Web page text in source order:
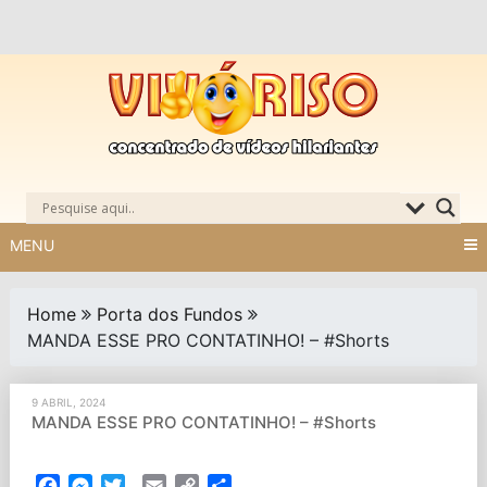
MENU
Home
Porta dos Fundos
MANDA ESSE PRO CONTATINHO! – #Shorts
9 ABRIL, 2024
MANDA ESSE PRO CONTATINHO! – #Shorts